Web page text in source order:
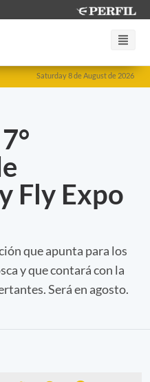
Saturday 8 de August de 2026
Fly Expo
que apunta para los
y que contará con la
Será en agosto.